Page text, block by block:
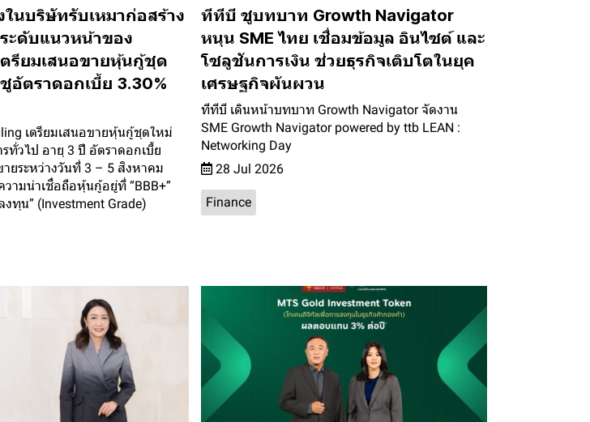
ในบริษัทรับเหมาก่อสร้าง
ะดับแนวหน้าของ
ตรียมเสนอขายหุ้นกู้ชุด
อัตราดอกเบี้ย 3.30%
เตรียมเสนอขายหุ้นกู้ชุดใหม่
ทั่วไป อายุ 3 ปี อัตราดอกเบี้ย
ยระหว่างวันที่ 3 – 5 สิงหาคม
ามน่าเชื่อถือหุ้นกู้อยู่ที่ “BBB+”
ทุน” (Investment Grade)
ทีทีบี ชูบทบาท Growth Navigator
หนุน SME ไทย เชื่อมข้อมูล อินไซต์ และ
โซลูชันการเงิน ช่วยธุรกิจเติบโตในยุค
เศรษฐกิจผันผวน
ทีทีบี เดินหน้าบทบาท Growth Navigator จัดงาน
SME Growth Navigator powered by ttb LEAN :
Networking Day
28 Jul 2026
Finance